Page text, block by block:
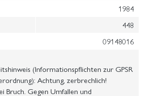
1984
448
09148016
(Informationspflichten zur GPSR
Achtung, zerbrechlich!
Bruch. Gegen Umfallen und